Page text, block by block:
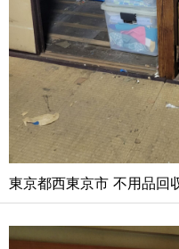
東京都西東京市 不用品回